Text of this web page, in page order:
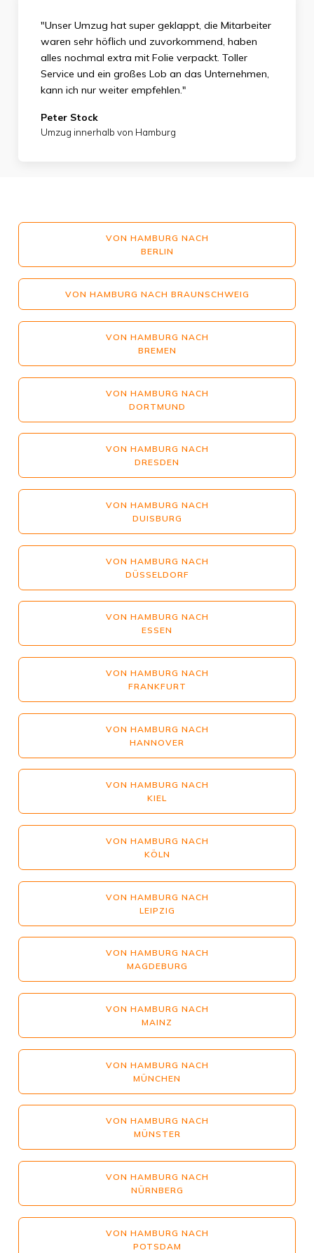
"Unser Umzug hat super geklappt, die Mitarbeiter
waren sehr höflich und zuvorkommend, haben
alles nochmal extra mit Folie verpackt. Toller
Service und ein großes Lob an das Unternehmen,
kann ich nur weiter empfehlen."
Peter Stock
Umzug innerhalb von Hamburg
VON HAMBURG NACH
BERLIN
VON HAMBURG NACH BRAUNSCHWEIG
VON HAMBURG NACH
BREMEN
VON HAMBURG NACH
DORTMUND
VON HAMBURG NACH
DRESDEN
VON HAMBURG NACH
DUISBURG
VON HAMBURG NACH
DÜSSELDORF
VON HAMBURG NACH
ESSEN
VON HAMBURG NACH
FRANKFURT
VON HAMBURG NACH
HANNOVER
VON HAMBURG NACH
KIEL
VON HAMBURG NACH
KÖLN
VON HAMBURG NACH
LEIPZIG
VON HAMBURG NACH
MAGDEBURG
VON HAMBURG NACH
MAINZ
VON HAMBURG NACH
MÜNCHEN
VON HAMBURG NACH
MÜNSTER
VON HAMBURG NACH
NÜRNBERG
VON HAMBURG NACH
POTSDAM